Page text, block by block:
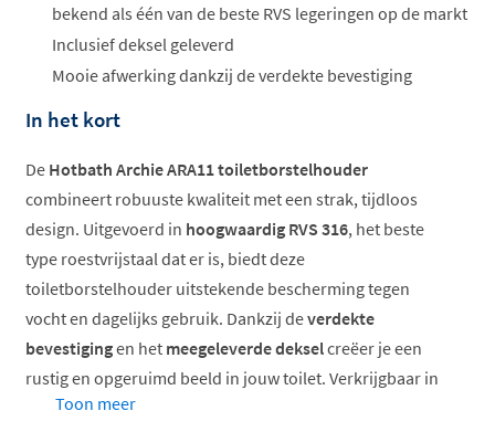
bekend als één van de beste RVS legeringen op de markt
Inclusief deksel geleverd
Mooie afwerking dankzij de verdekte bevestiging
In het kort
De Hotbath Archie ARA11 toiletborstelhouder
combineert robuuste kwaliteit met een strak, tijdloos
design. Uitgevoerd in hoogwaardig RVS 316, het beste
type roestvrijstaal dat er is, biedt deze
toiletborstelhouder uitstekende bescherming tegen
vocht en dagelijks gebruik. Dankzij deverdekte
bevestigingen het meegeleverde dekselcreëer je een
rustig en opgeruimd beeld in jouw toilet. Verkrijgbaar in
verschillende warme metallic tinten zoals geborsteld
Toon meer